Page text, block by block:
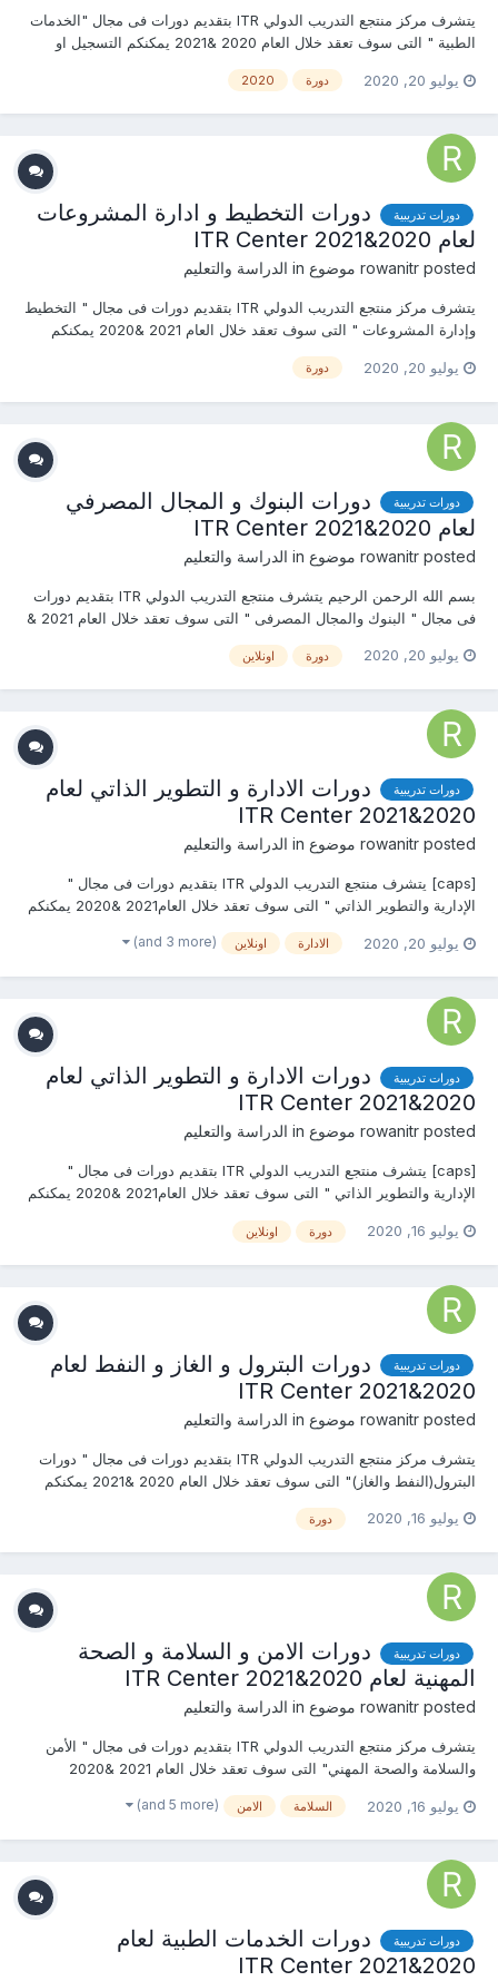
يتشرف مركز منتجع التدريب الدولي ITR بتقديم دورات فى مجال "الخدمات
الطبية " التى سوف تعقد خلال العام 2020 &2021 يمكنكم التسجيل او
المحتوي العلمى ) يرجى الاتصال بـ الاستاذة : روان عمرو mob & wha...
يوليو 20, 2020 دورة 2020
دورات تدريبية
دورات التخطيط و ادارة المشروعات
لعام 2020&2021 ITR Center
rowanitr posted موضوع in الدراسة والتعليم
يتشرف مركز منتجع التدريب الدولي ITR بتقديم دورات فى مجال " التخطيط
وإدارة المشروعات " التى سوف تعقد خلال العام 2021 &2020 يمكنكم
والإستفسار ومعرفة المحتوي العلمى ) يرجى الاتصال بـ الاستاذ :روان عمرو...
يوليو 20, 2020 دورة
دورات تدريبية
دورات البنوك و المجال المصرفي
لعام 2020&2021 ITR Center
rowanitr posted موضوع in الدراسة والتعليم
بسم الله الرحمن الرحيم يتشرف منتجع التدريب الدولي ITR بتقديم دورات
فى مجال " البنوك والمجال المصرفى " التى سوف تعقد خلال العام 2021 &
للتواصل والإستفسار ومعرفة المحتوي العلمى ) يرجى الاتصال بـ الأستاذ...
يوليو 20, 2020 دورة اونلاين
دورات تدريبية
دورات الادارة و التطوير الذاتي لعام
2020&2021 ITR Center
rowanitr posted موضوع in الدراسة والتعليم
[caps] يتشرف منتجع التدريب الدولي ITR بتقديم دورات فى مجال "
الإدارية والتطوير الذاتي " التى سوف تعقد خلال العام2021 &2020 يمكنكم
والإستفسار ومعرفة المحتوي العلمى ) يرجى الاتصال بـ الأستاذة :روان عمرو
يوليو 20, 2020 الادارة اونلاين (and 3 more)
دورات تدريبية
دورات الادارة و التطوير الذاتي لعام
2020&2021 ITR Center
rowanitr posted موضوع in الدراسة والتعليم
[caps] يتشرف منتجع التدريب الدولي ITR بتقديم دورات فى مجال "
الإدارية والتطوير الذاتي " التى سوف تعقد خلال العام2021 &2020 يمكنكم
والإستفسار ومعرفة المحتوي العلمى ) يرجى الاتصال بـ الأستاذة :روان عمرو
يوليو 16, 2020 دورة اونلاين
دورات تدريبية
دورات البترول و الغاز و النفط لعام
2020&2021 ITR Center
rowanitr posted موضوع in الدراسة والتعليم
يتشرف مركز منتجع التدريب الدولي ITR بتقديم دورات فى مجال " دورات
البترول(النفط والغاز)" التى سوف تعقد خلال العام 2020 &2021 يمكنكم
والإستفسار ومعرفة المحتوي العلمى ) يرجى الاتصال بـ الاستاذة : روان
يوليو 16, 2020 دورة
دورات تدريبية
دورات الامن و السلامة و الصحة
المهنية لعام 2020&2021 ITR Center
rowanitr posted موضوع in الدراسة والتعليم
يتشرف مركز منتجع التدريب الدولي ITR بتقديم دورات فى مجال " الأمن
والسلامة والصحة المهني" التى سوف تعقد خلال العام 2021 &2020
والإستفسار ومعرفة المحتوي العلمى ) يرجى الاتصال بـ الاستاذ : روان
يوليو 16, 2020 السلامة الامن (and 5 more)
دورات تدريبية
دورات الخدمات الطبية لعام
2020&2021 ITR Center